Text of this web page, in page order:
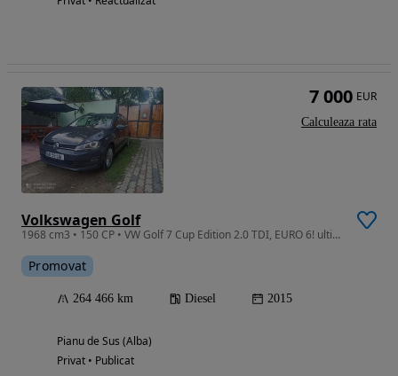
Volkswagen Golf
1968 cm3 • 150 CP • VW Golf 7 Cup Edition 2.0 TDI, EURO 6! ultimul pret Mașină personală
Promovat
264 466 km Diesel 2015
Pianu de Sus (Alba)
Privat • Publicat
7 000 EUR
Calculeaza rata